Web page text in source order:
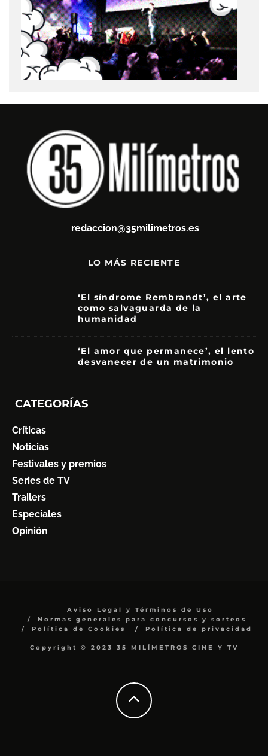
redaccion@35milimetros.es
LO MÁS RECIENTE
‘El síndrome Rembrandt’, el arte
como salvaguarda de la
humanidad
‘El amor que permanece’, el lento
desvanecer de un matrimonio
CATEGORÍAS
Críticas
Noticias
Festivales y premios
Series de TV
Trailers
Especiales
Opinión
Aviso Legal y Términos de Uso
Normas generales para concursos y sorteos
Política de Cookies
Política de privacidad
Copyright © 2023 35 MILÍMETROS CINE Y TV